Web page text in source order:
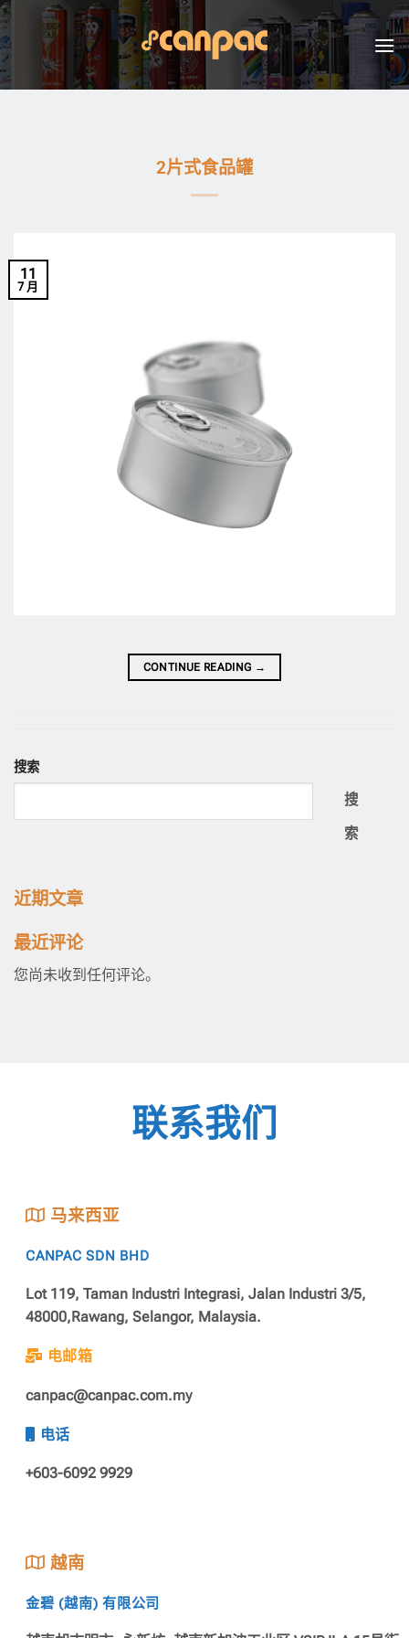
跳
至
内
容
2片式食品罐
11
7 月
CONTINUE READING →
搜索
搜
索
近期文章
最近评论
您尚未收到任何评论。
联系我们
马来西亚
CANPAC SDN BHD
Lot 119, Taman Industri Integrasi, Jalan Industri 3/5,
48000,Rawang, Selangor, Malaysia.
电邮箱
canpac@canpac.com.my
电话
+603-6092 9929
越南
金碧 (越南) 有限公司